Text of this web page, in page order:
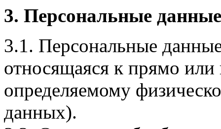
3. Персональные
3.1. Персональные
относящаяся к прямо
определяемому
данных).